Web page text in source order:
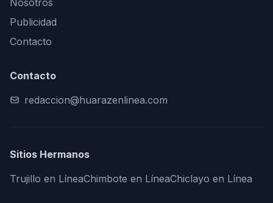
Nosotros
Publicidad
Contacto
Contacto
redaccion@huarazenlinea.com
Sitios Hermanos
Trujillo en LíneaChimbote en LíneaChiclayo en Línea